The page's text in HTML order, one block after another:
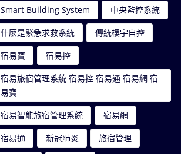
Smart Building System 中央監控系統
什麼是緊急求救系統 傳統樓宇自控
宿易寶 宿易控
宿易旅宿管理系統 宿易控 宿易通 宿易網 宿
易寶
宿易智能旅宿管理系統 宿易網
宿易通 新冠肺炎 旅宿管理